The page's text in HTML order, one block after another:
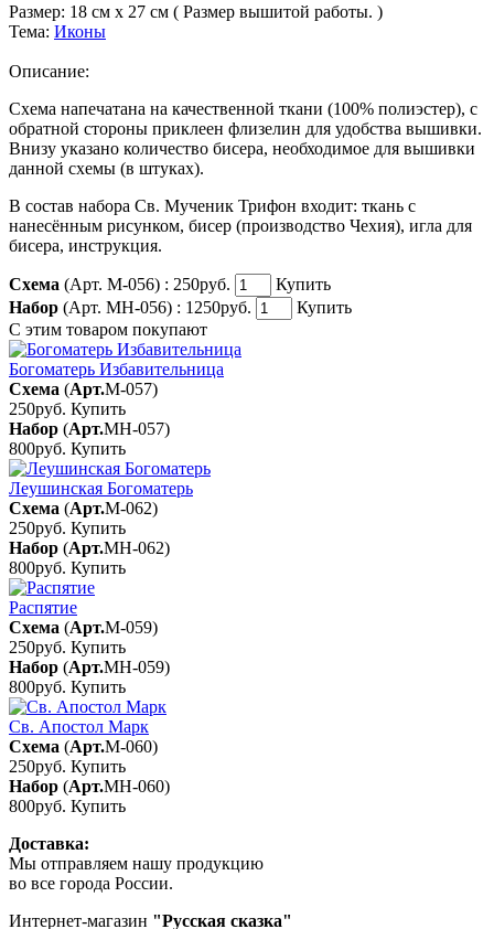
Размер: 18 см x 27 см ( Размер вышитой работы. )
Тема: Иконы
Описание:
Схема напечатана на качественной ткани (100% полиэстер), с
обратной стороны приклеен флизелин для удобства вышивки.
Внизу указано количество бисера, необходимое для вышивки
данной схемы (в штуках).
В состав набора Св. Мученик Трифон входит: ткань с
нанесённым рисунком, бисер (производство Чехия), игла для
бисера, инструкция.
Схема (Арт. М-056) : 250руб.
Купить
Набор (Арт. МН-056) : 1250руб.
Купить
С этим товаром покупают
Богоматерь Избавительница
Схема (Арт.М-057)
250руб. Купить
Набор (Арт.МН-057)
800руб. Купить
Леушинская Богоматерь
Схема (Арт.М-062)
250руб. Купить
Набор (Арт.МН-062)
800руб. Купить
Распятие
Схема (Арт.М-059)
250руб. Купить
Набор (Арт.МН-059)
800руб. Купить
Св. Апостол Марк
Схема (Арт.M-060)
250руб. Купить
Набор (Арт.МН-060)
800руб. Купить
Доставка:
Мы отправляем нашу продукцию
во все города России.
Интернет-магазин "Русская сказка"